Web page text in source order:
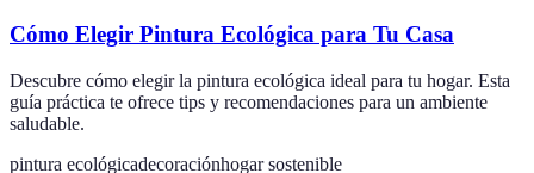
Cómo Elegir Pintura Ecológica para Tu Casa
Descubre cómo elegir la pintura ecológica ideal para tu hogar. Esta
guía práctica te ofrece tips y recomendaciones para un ambiente
saludable.
pintura ecológicadecoraciónhogar sostenible